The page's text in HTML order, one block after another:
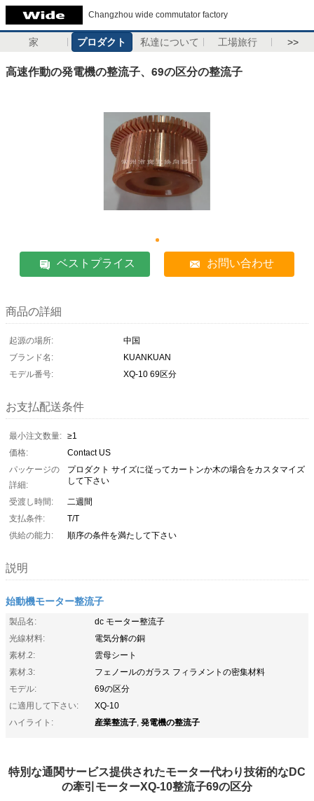
Changzhou wide commutator factory
家 プロダクト 私達について 工場旅行 >>
高速作動の発電機の整流子、69の区分の整流子
ベストプライス お問い合わせ
商品の詳細
起源の場所:
中国
ブランド名:
KUANKUAN
モデル番号:
XQ-10 69区分
お支払配送条件
最小注文数量: ≥1
価格:
Contact US
パッケージの
詳細:
プロダクト サイズに従ってカートンか木の場合をカスタマイズ
して下さい
受渡し時間:
二週間
支払条件:
T/T
供給の能力:
順序の条件を満たして下さい
説明
始動機モーター整流子
製品名:
dc モーター整流子
光線材料:
電気分解の銅
素材.2:
雲母シート
素材.3:
フェノールのガラス フィラメントの密集材料
モデル:
69の区分
に適用して下さい:
XQ-10
ハイライト:
産業整流子, 発電機の整流子
特別な通関サービス提供されたモーター代わり技術的なDC
の牽引モーターXQ-10整流子69の区分